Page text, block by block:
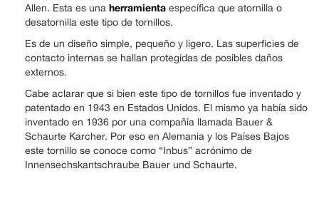
Allen. Esta es una herramienta específica que atornilla o
desatornilla este tipo de tornillos.
Es de un diseño simple, pequeño y ligero. Las superficies de
contacto internas se hallan protegidas de posibles daños
externos.
Cabe aclarar que si bien este tipo de tornillos fue inventado y
patentado en 1943 en Estados Unidos. El mismo ya había sido
inventado en 1936 por una compañía llamada Bauer &
Schaurte Karcher. Por eso en Alemania y los Países Bajos
este tornillo se conoce como “Inbus” acrónimo de
Innensechskantschraube Bauer und Schaurte.